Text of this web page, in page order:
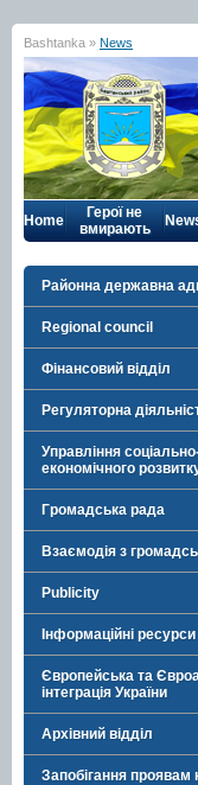
Bashtanka » News
Home
Герої не
вмирають
Районна державна
Regional council
Фінансовий відділ
Регуляторна
Управління
економічного
Громадська рада
Взаємодія з
Publicity
Інформаційні ресурси
Європейська та
інтеграція України
Архівний відділ
Запобігання проявам